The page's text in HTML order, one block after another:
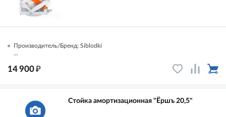
Производитель/Бренд: Siblodki
...
14 900₽
Стойка амортизационная "Ёршъ 20,5"